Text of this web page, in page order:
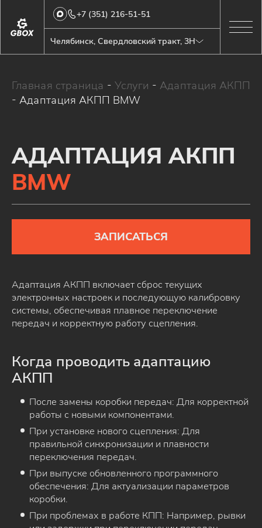
Челябинск, Свердловский тракт, 3Н
+7 (351) 216-51-51
Главная страница - Услуги - Адаптация АКПП
- Адаптация АКПП BMW
АДАПТАЦИЯ АКПП
BMW
ЗАПИСАТЬСЯ
Адаптация АКПП включает сброс текущих
электронных настроек и последующую калибровку
системы, обеспечивая плавное переключение
передач и корректную работу сцепления.
Когда проводить адаптацию
АКПП
После замены коробки передач: Для корректной
работы с новыми компонентами.
При установке нового сцепления: Для
правильной синхронизации и плавности
переключения передач.
При выпуске обновленного программного
обеспечения: Для актуализации параметров
коробки.
При проблемах в работе КПП: Например, рывки